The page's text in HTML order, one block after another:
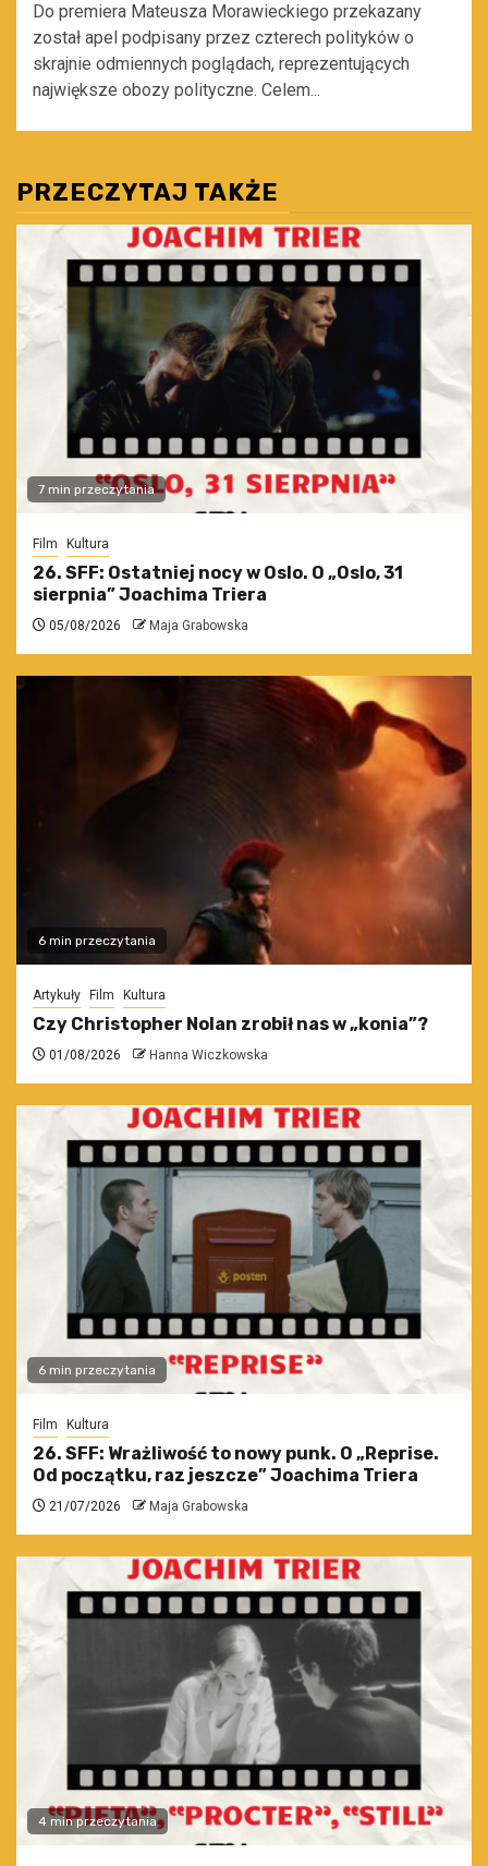
Do premiera Mateusza Morawieckiego przekazany
został apel podpisany przez czterech polityków o
skrajnie odmiennych poglądach, reprezentujących
największe obozy polityczne. Celem...
PRZECZYTAJ TAKŻE
7 min przeczytania
Film Kultura
26. SFF: Ostatniej nocy w Oslo. O „Oslo, 31
sierpnia” Joachima Triera
05/08/2026 Maja Grabowska
6 min przeczytania
Artykuły Film Kultura
Czy Christopher Nolan zrobił nas w „konia”?
01/08/2026 Hanna Wiczkowska
6 min przeczytania
Film Kultura
26. SFF: Wrażliwość to nowy punk. O „Reprise.
Od początku, raz jeszcze” Joachima Triera
21/07/2026 Maja Grabowska
4 min przeczytania